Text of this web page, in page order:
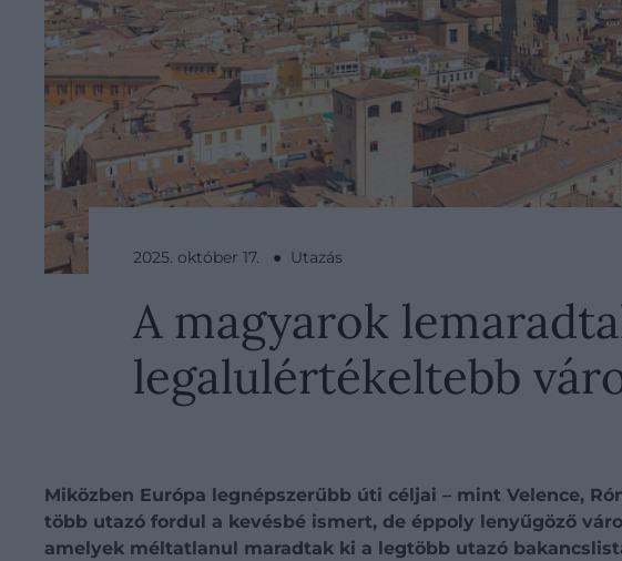
2025. október 17. ● Utazás
A magyarok
legalulértékeltebb
Miközben Európa legnépszerűbb úti céljai – mint Velence,
több utazó fordul a kevésbé ismert, de éppoly lenyűgöző
amelyek méltatlanul maradtak ki a legtöbb utazó